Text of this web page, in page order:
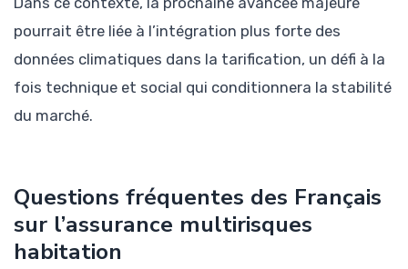
pourrait être liée à l’intégration plus forte des
données climatiques dans la tarification, un défi à la
fois technique et social qui conditionnera la stabilité
du marché.
Questions fréquentes des Français
sur l’assurance multirisques
habitation